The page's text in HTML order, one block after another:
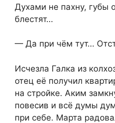
Духами не пахну, губы
блестят…
— Да при чём тут…
Исчезла Галка из
отец её получил
на стройке. Аким
повесив и всё думы
при себе. Марта